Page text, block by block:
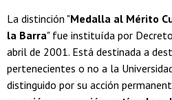
La distinción "Medalla al Mérito
la Barra" fue instituída por
abril de 2001. Está destinada a
pertenecientes o no a la
distinguido por su acción